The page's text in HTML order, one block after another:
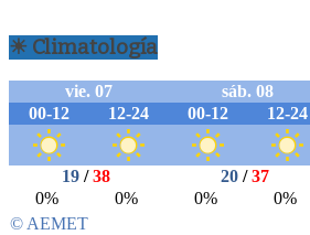
☀ Climatología